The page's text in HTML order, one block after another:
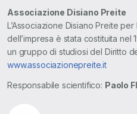
Associazione Disiano Preite
L’Associazione Disiano Preite
dell’impresa è stata costituita nel
un gruppo di studiosi del Diritto
www.associazionepreite.it
Responsabile scientifico: Paolo